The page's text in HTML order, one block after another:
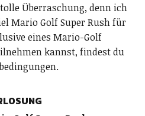
Überraschung, denn ich
Mario Golf Super Rush für
eines Mario-Golf
kannst, findest du